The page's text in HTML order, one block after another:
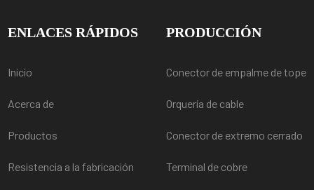
ENLACES RÁPIDOS
Inicio
Acerca de
Productos
Resistencia a la fabricación
PRODUCCIÓN
Conector de empalme de tope
Orquería de cable
Conector de extremo cerrado
Terminal de cobre